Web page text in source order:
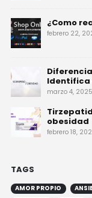
¿Como
febrero 22,
Identifica
marzo 4, 2025
obesidad
febrero 18,
TAGS
AMOR PROPIO